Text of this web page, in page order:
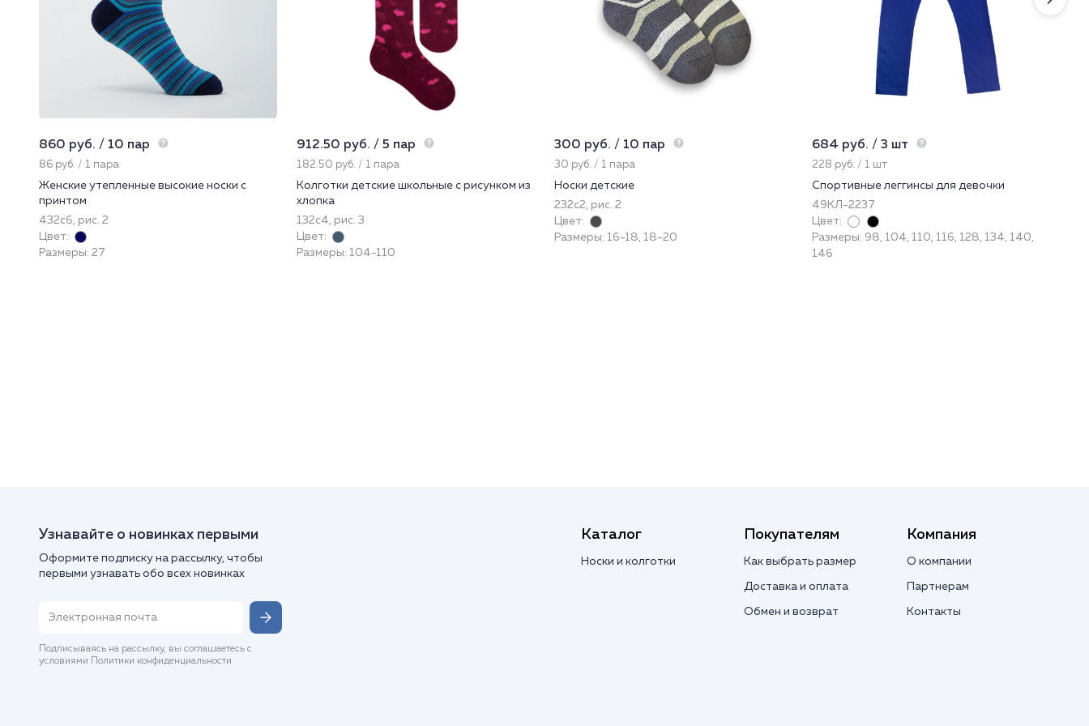
860 руб. / 10 пар
86 руб. / 1 пара
Женские утепленные высокие носки с
принтом
432с6, рис. 2
Цвет:
Размеры: 27
912.50 руб. / 5 пар
182.50 руб. / 1 пара
Колготки детские школьные с рисунком из
хлопка
132с4, рис. 3
Цвет:
Размеры: 104-110
300 руб. / 10 пар
30 руб. / 1 пара
Носки детские
232с2, рис. 2
Цвет:
Размеры: 16-18, 18-20
684 руб. / 3 шт
228 руб. / 1 шт
Спортивные леггинсы для девочки
49КЛ-2237
Цвет:
Размеры: 98, 104, 110, 116, 128, 134, 140,
146
Узнавайте о новинках первыми
Оформите подписку на рассылку, чтобы
первыми узнавать обо всех новинках
Подписываясь на рассылку, вы соглашаетесь с
условиями Политики конфиденциальности
Каталог
Носки и колготки
Покупателям
Как выбрать размер
Доставка и оплата
Обмен и возврат
Компания
О компании
Партнерам
Контакты